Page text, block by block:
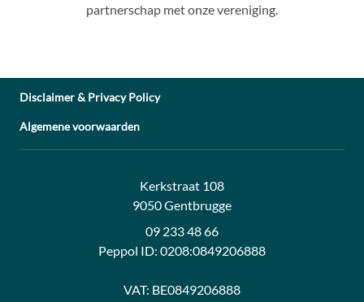
partnerschap met onze vereniging.
Disclaimer & Privacy Policy
Algemene voorwaarden
Contact:
Address:
Kerkstraat 108
9050 Gentbrugge
09 233 48 66
Peppol ID: 0208:0849206888
VAT: BE0849206888